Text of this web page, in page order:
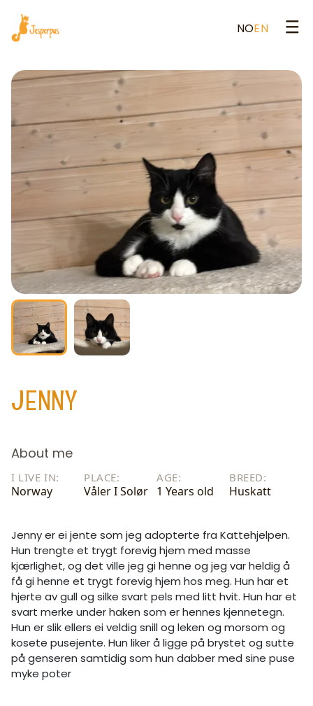
NOEN
JENNY
About me
I LIVE IN:
Norway
PLACE:
Våler I Solør
AGE:
1 Years old
BREED:
Huskatt
Jenny er ei jente som jeg adopterte fra Kattehjelpen.
Hun trengte et trygt forevig hjem med masse
kjærlighet, og det ville jeg gi henne og jeg var heldig å
få gi henne et trygt forevig hjem hos meg. Hun har et
hjerte av gull og silke svart pels med litt hvit. Hun har et
svart merke under haken som er hennes kjennetegn.
Hun er slik ellers ei veldig snill og leken og morsom og
kosete pusejente. Hun liker å ligge på brystet og sutte
på genseren samtidig som hun dabber med sine puse
myke poter